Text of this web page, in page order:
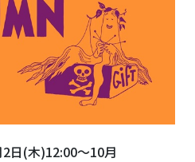
日(木)12:00～10月